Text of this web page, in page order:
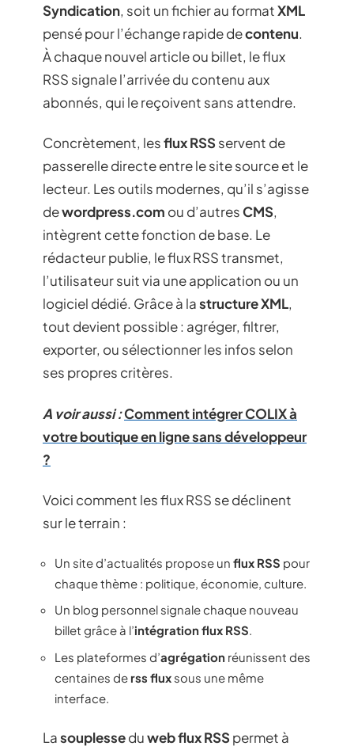
Syndication, soit un fichier au formatXML
pensé pour l’échange rapide decontenu.
À chaque nouvel article ou billet, le flux
RSS signale l’arrivée du contenu aux
abonnés, qui le reçoivent sans attendre.
Concrètement, lesflux RSSservent de
passerelle directe entre le site source et le
lecteur. Les outils modernes, qu’il s’agisse
dewordpress.com ou d’autresCMS,
intègrent cette fonction de base. Le
rédacteur publie, le flux RSS transmet,
l’utilisateur suit via une application ou un
logiciel dédié. Grâce à lastructure XML,
tout devient possible : agréger, filtrer,
exporter, ou sélectionner les infos selon
ses propres critères.
A voir aussi :Comment intégrer COLIX à
votre boutique en ligne sans développeur
?
Voici comment les flux RSS se déclinent
sur le terrain :
Un site d’actualités propose un flux RSS pour
chaque thème : politique, économie, culture.
Un blog personnel signale chaque nouveau
billet grâce à l’intégration flux RSS.
Les plateformes d’agrégation réunissent des
centaines de rss flux sous une même
interface.
Lasouplesseduweb flux RSSpermet à